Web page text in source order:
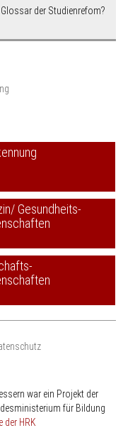
der Studienrefom?
Gesundheits-
war ein Projekt der
für Bildung
der HRK